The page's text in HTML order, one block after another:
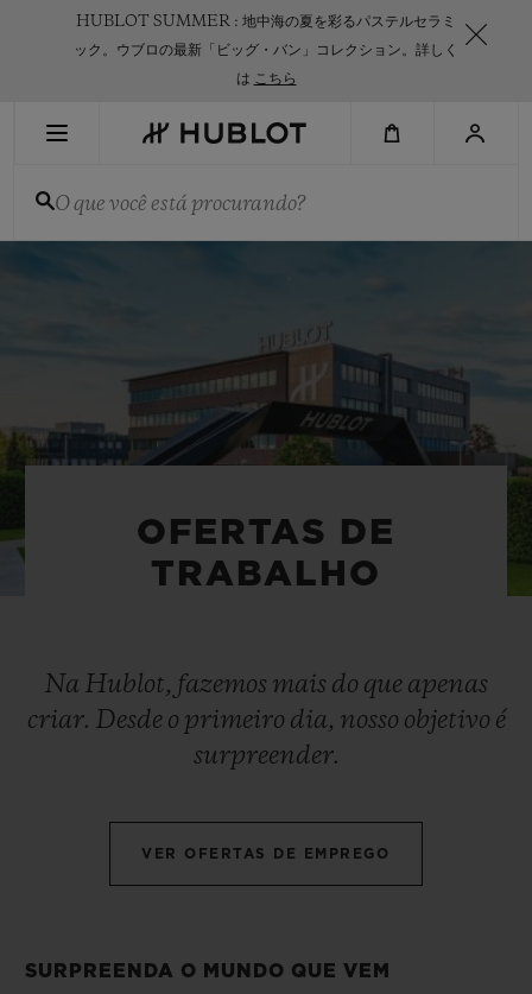
HUBLOT SUMMER : 地中海の夏を彩るパステルセラミ
ック。ウブロの最新「ビッグ・バン」コレクション。詳しく
は こちら
O que você está procurando?
OFERTAS DE
TRABALHO
Na Hublot, fazemos mais do que apenas
criar. Desde o primeiro dia, nosso objetivo é
surpreender.
VER OFERTAS DE EMPREGO
SURPREENDA O MUNDO QUE VEM
Sem Pesquisa Recente
BIG BANG
SUMMER MULTI-
BIG BANG
PEACH CERAMIC
SERVIÇIOS EXCLUSIVOS